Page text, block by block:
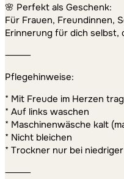
🌸 Perfekt als Geschenk:
Für Frauen, Freundinnen,
Erinnerung für dich selbst,
⸻
Pflegehinweise:
* Mit Freude im Herzen
* Auf links waschen
* Maschinenwäsche kalt
* Nicht bleichen
* Trockner nur bei
⸻